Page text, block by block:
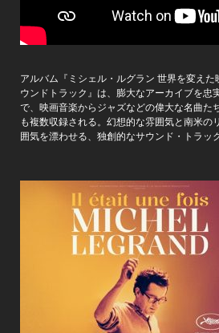
アルバム『ミシェル・ルグラン 世界を変え
ウンドトラック』は、膨大なアーカイブを忠
で、映画音楽からジャズなどの偉大な名曲た
も複数収録される。幻想的な雰囲気と南米の
囲気を漂わせる、独創的なサウンド・トラッ